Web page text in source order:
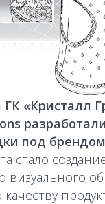
«Кристалл
под
стало
визуального